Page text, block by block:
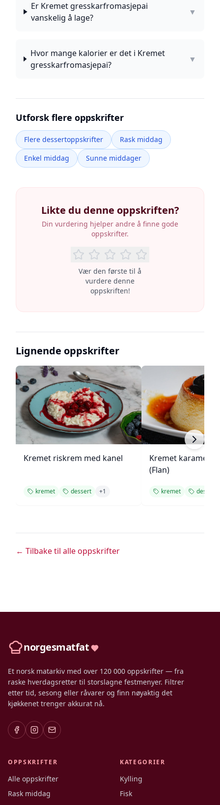
Er Kremet gresskarfromasjepai
vanskelig å lage?
▼
Hvor mange kalorier er det i Kremet
gresskarfromasjepai?
▼
Utforsk flere oppskrifter
Flere dessertoppskrifter
Rask middag
Enkel middag
Sunne middager
Likte du denne oppskriften?
Din vurdering hjelper andre å finne gode
oppskrifter.
Vær den første til å
vurdere denne
oppskriften!
Lignende oppskrifter
Kremet riskrem med kanel
kremet dessert +1
Kremet
(Flan)
kremet dessert
← Tilbake til alle oppskrifter
norgesmatfat
Et norsk matarkiv med over 120 000 oppskrifter — fra
raske hverdagsretter til storslagne festmenyer. Filtrer
etter tid, sesong eller råvarer og finn nøyaktig det
kjøkkenet trenger akkurat nå.
OPPSKRIFTER
Alle oppskrifter
Rask middag
KATEGORIER
Kylling
Fisk